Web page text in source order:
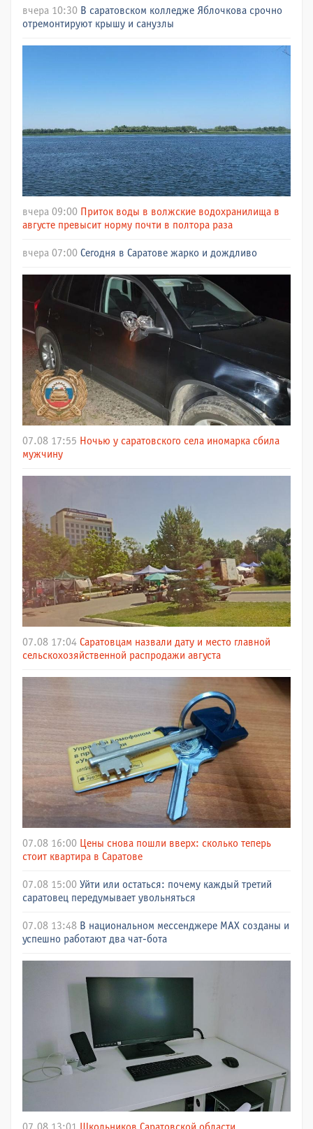
вчера 10:30 В саратовском колледже Яблочкова срочно
отремонтируют крышу и санузлы
вчера 09:00 Приток воды в волжские водохранилища в
августе превысит норму почти в полтора раза
вчера 07:00 Сегодня в Саратове жарко и дождливо
07.08 17:55 Ночью у саратовского села иномарка сбила
мужчину
07.08 17:04 Саратовцам назвали дату и место главной
сельскохозяйственной распродажи августа
07.08 16:00 Цены снова пошли вверх: сколько теперь
стоит квартира в Саратове
07.08 15:00 Уйти или остаться: почему каждый третий
саратовец передумывает увольняться
07.08 13:48 В национальном мессенджере МАХ созданы и
успешно работают два чат-бота